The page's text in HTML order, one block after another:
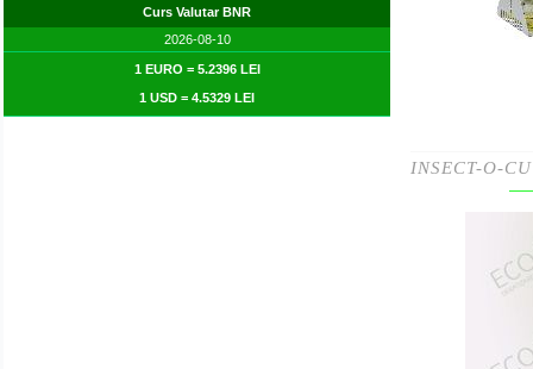
Curs Valutar BNR
2026-08-10
1 EURO = 5.2396 LEI
1 USD = 4.5329 LEI
INSECT-O-